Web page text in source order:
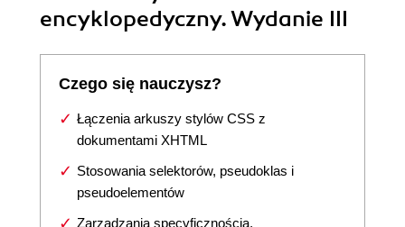
encyklopedyczny. Wydanie III
Czego się nauczysz?
Łączenia arkuszy stylów CSS z
dokumentami XHTML
Stosowania selektorów, pseudoklas i
pseudoelementów
Zarządzania specyficznością,